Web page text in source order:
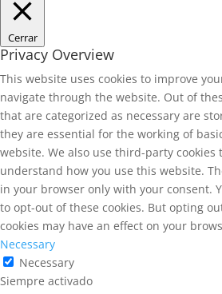
Cerrar
Privacy Overview
This website uses cookies to improve
navigate through the website. Out of
that are categorized as necessary are
they are essential for the working of
website. We also use third-party cookies
understand how you use this website.
in your browser only with your consent.
to opt-out of these cookies. But opting
cookies may have an effect on your
Necessary
Necessary
Siempre activado